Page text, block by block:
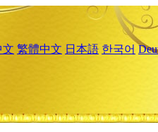
文 繁體中文 日本語 한국어